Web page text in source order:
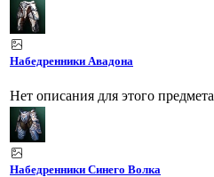
Набедренники Авадона
Нет описания для этого предмета
Набедренники Синего Волка